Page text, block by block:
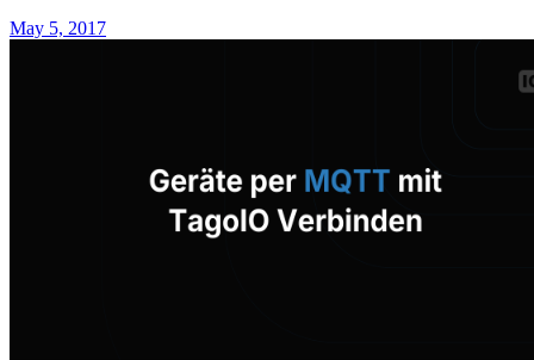
May 5, 2017